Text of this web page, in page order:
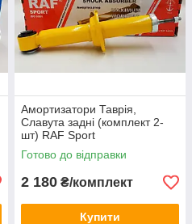
Амортизатори Таврія,
Славута задні (комплект 2-
шт) RAF Sport
Готово до відправки
2 180 ₴/комплект
Купити